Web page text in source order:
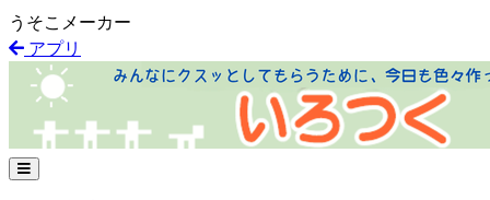
うそこメーカー
アプリ